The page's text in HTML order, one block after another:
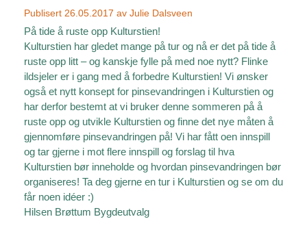
Publisert 26.05.2017 av Julie Dalsveen
På tide å ruste opp Kulturstien!
Kulturstien har gledet mange på tur og nå er det på tide å
ruste opp litt – og kanskje fylle på med noe nytt? Flinke
ildsjeler er i gang med å forbedre Kulturstien! Vi ønsker
også et nytt konsept for pinsevandringen i Kulturstien og
har derfor bestemt at vi bruker denne sommeren på å
ruste opp og utvikle Kulturstien og finne det nye måten å
gjennomføre pinsevandringen på! Vi har fått oen innspill
og tar gjerne i mot flere innspill og forslag til hva
Kulturstien bør inneholde og hvordan pinsevandringen bør
organiseres! Ta deg gjerne en tur i Kulturstien og se om du
får noen idéer :)
Hilsen Brøttum Bygdeutvalg